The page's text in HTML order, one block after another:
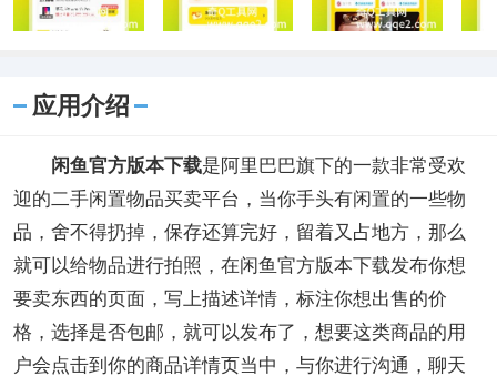
应用介绍
闲鱼官方版本下载是阿里巴巴旗下的一款非常受欢
迎的二手闲置物品买卖平台，当你手头有闲置的一些物
品，舍不得扔掉，保存还算完好，留着又占地方，那么
就可以给物品进行拍照，在闲鱼官方版本下载发布你想
要卖东西的页面，写上描述详情，标注你想出售的价
格，选择是否包邮，就可以发布了，想要这类商品的用
户会点击到你的商品详情页当中，与你进行沟通，聊天